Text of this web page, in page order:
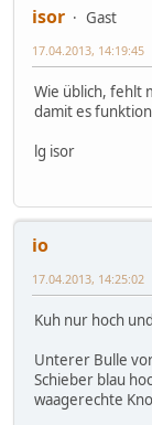
isor Gast
17.04.2013, 14:19:45
Wie üblich, fehlt
damit es
lg isor
io
17.04.2013, 14:25:02
Kuh nur hoch
Unterer Bulle
Schieber blau
waagerechte